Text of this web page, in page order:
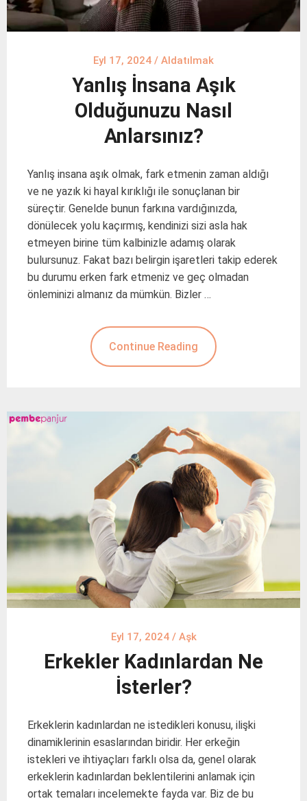
Eyl 17, 2024 / Aldatılmak
Yanlış İnsana Aşık
Olduğunuzu Nasıl
Anlarsınız?
Yanlış insana aşık olmak, fark etmenin zaman aldığı
ve ne yazık ki hayal kırıklığı ile sonuçlanan bir
süreçtir. Genelde bunun farkına vardığınızda,
dönülecek yolu kaçırmış, kendinizi sizi asla hak
etmeyen birine tüm kalbinizle adamış olarak
bulursunuz. Fakat bazı belirgin işaretleri takip ederek
bu durumu erken fark etmeniz ve geç olmadan
önleminizi almanız da mümkün. Bizler …
Continue Reading
Eyl 17, 2024/ Aşk
Erkekler Kadınlardan Ne
İsterler?
Erkeklerin kadınlardan ne istedikleri konusu, ilişki
dinamiklerinin esaslarından biridir. Her erkeğin
istekleri ve ihtiyaçları farklı olsa da, genel olarak
erkeklerin kadınlardan beklentilerini anlamak için
ortak temaları incelemekte fayda var. Biz de bu